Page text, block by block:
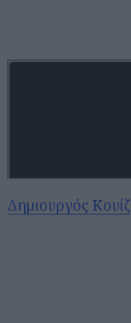
Δημιουργός Κουίζ